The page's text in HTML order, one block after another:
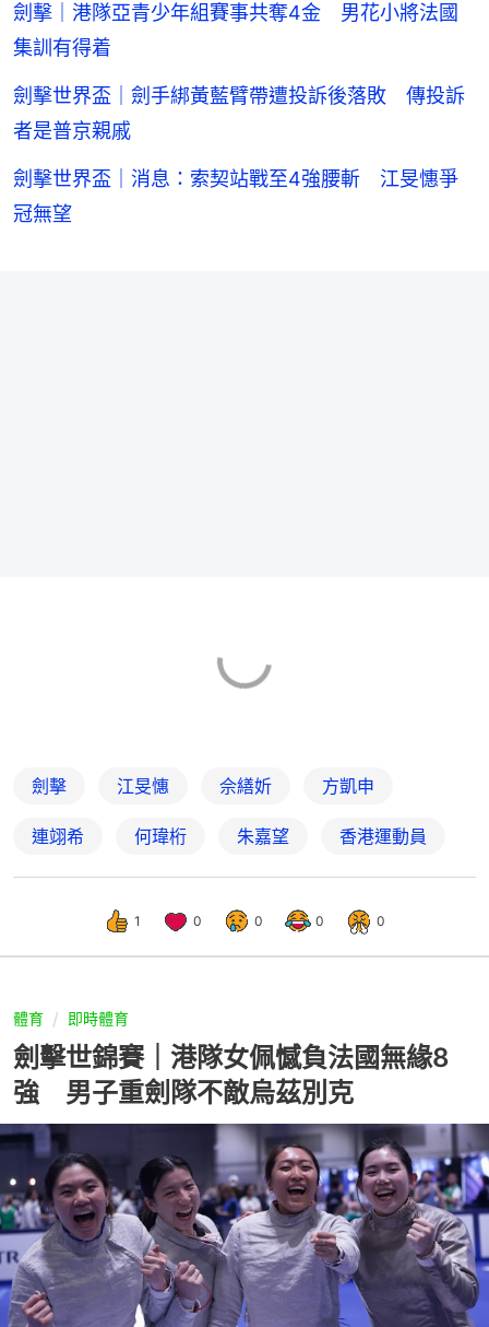
劍擊｜港隊亞青少年組賽事共奪4金 男花小將法國
集訓有得着
劍擊世界盃｜劍手綁黃藍臂帶遭投訴後落敗 傳投訴
者是普京親戚
劍擊世界盃｜消息：索契站戰至4強腰斬 江旻憓爭
冠無望
劍擊 江旻憓 佘繕妡 方凱申
連翊希 何瑋桁 朱嘉望 香港運動員
1 0 0 0 0
體育 即時體育
劍擊世錦賽｜港隊女佩憾負法國無緣8
強 男子重劍隊不敵烏茲別克